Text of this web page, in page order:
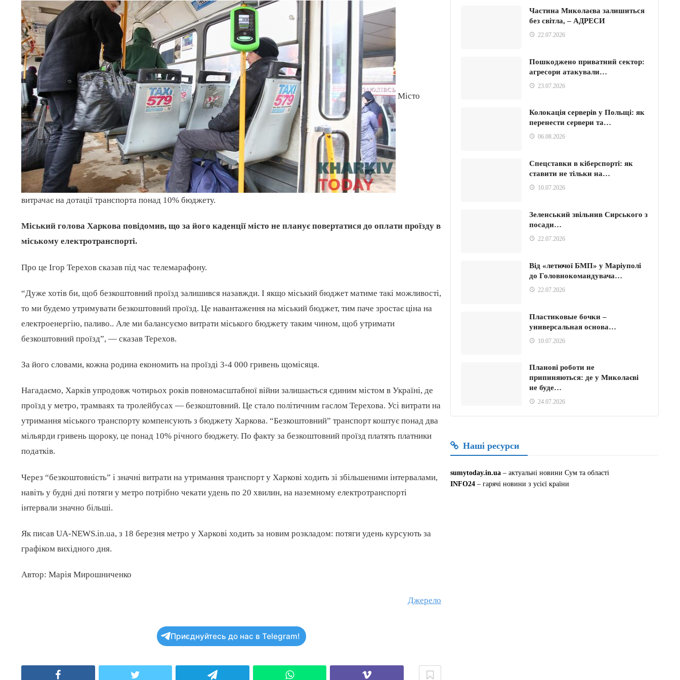
Місто
витрачає на дотації транспорта понад 10% бюджету.
Міський голова Харкова повідомив, що за його каденції місто не планує повертатися до оплати проїзду в
міському електротранспорті.
Про це Ігор Терехов сказав під час телемарафону.
“Дуже хотів би, щоб безкоштовний проїзд залишився назавжди. І якщо міський бюджет матиме такі можливості,
то ми будемо утримувати безкоштовний проїзд. Це навантаження на міський бюджет, тим паче зростає ціна на
електроенергію, паливо.. Але ми балансуємо витрати міського бюджету таким чином, щоб утримати
безкоштовний проїзд”, — сказав Терехов.
За його словами, кожна родина економить на проїзді 3-4 000 гривень щомісяця.
Нагадаємо, Харків упродовж чотирьох років повномасштабної війни залишається єдиним містом в Україні, де
проїзд у метро, трамваях та тролейбусах — безкоштовний. Це стало політичним гаслом Терехова. Усі витрати на
утримання міського транспорту компенсують з бюджету Харкова. “Безкоштовний” транспорт коштує понад два
мільярди гривень щороку, це понад 10% річного бюджету. По факту за безкоштовний проїзд платять платники
податків.
Через “безкоштовність” і значні витрати на утримання транспорт у Харкові ходить зі збільшеними інтервалами,
навіть у будні дні потяги у метро потрібно чекати удень по 20 хвилин, на наземному електротранспорті
інтервали значно більші.
Як писав UA-NEWS.in.ua, з 18 березня метро у Харкові ходить за новим розкладом: потяги удень курсують за
графіком вихідного дня.
Автор: Марія Мирошниченко
Джерело
Приєднуйтесь до нас в Telegram!
Частина Миколаєва залишиться
без світла, – АДРЕСИ
22.07.2026
Пошкоджено приватний сектор:
агресори атакували…
23.07.2026
Колокація серверів у Польщі: як
перенести сервери та…
06.08.2026
Спецставки в кіберспорті: як
ставити не тільки на…
10.07.2026
Зеленський звільнив Сирського з
посади…
22.07.2026
Від «летючої БМП» у Маріуполі
до Головнокомандувача…
22.07.2026
Пластиковые бочки –
универсальная основа…
10.07.2026
Планові роботи не
припиняються: де у Миколаєві
не буде…
24.07.2026
Наші ресурси
sumytoday.in.ua – актуальні новини Сум та області
INFO24 – гарячі новини з усієї країни